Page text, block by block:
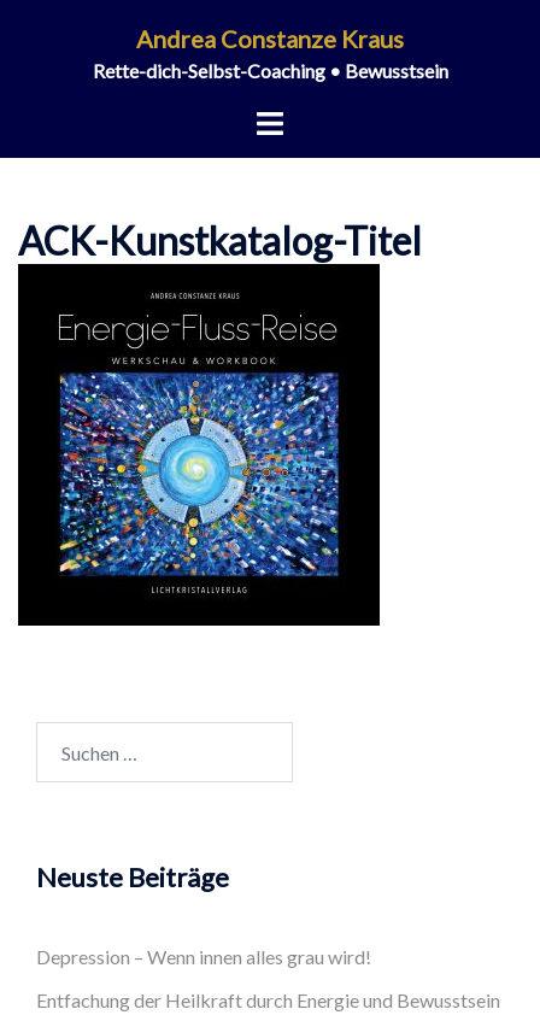
Andrea Constanze Kraus
Rette-dich-Selbst-Coaching • Bewusstsein
Menü
ACK-Kunstkatalog-Titel
nach:
Neuste Beiträge
Depression – Wenn innen alles grau wird!
Entfachung der Heilkraft durch Energie und Bewusstsein